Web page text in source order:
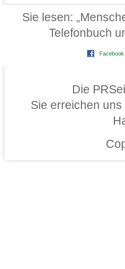
Sie lesen:
Telefonbuch
Facebook
Die
Sie erreichen